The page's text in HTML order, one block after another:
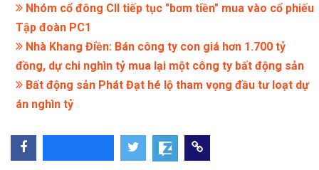
Nhóm cổ đông CII tiếp tục "bơm tiền" mua vào cổ phiếu
Tập đoàn PC1
Nhà Khang Điền: Bán công ty con giá hơn 1.700 tỷ
đồng, dự chi nghìn tỷ mua lại một công ty bất động sản
Bất động sản Phát Đạt hé lộ tham vọng đầu tư loạt dự
án nghìn tỷ